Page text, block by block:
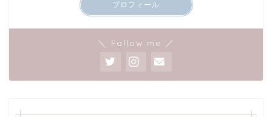
プロフィール
＼ Follow me ／